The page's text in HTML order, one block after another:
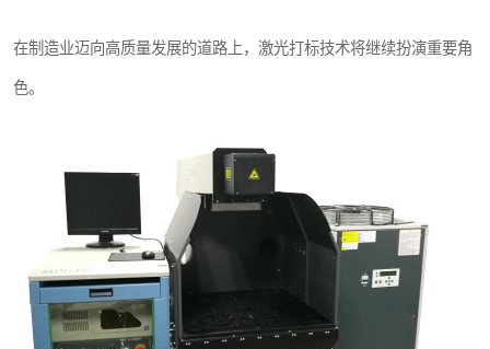
在制造业迈向高质量发展的道路上，激光打标技术将继续扮演重要角
色。